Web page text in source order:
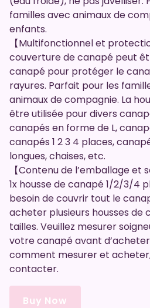
familles avec animaux de
enfants.
【Multifonctionnel et
couverture de canapé peut
canapé pour protéger le
rayures. Parfait pour les
animaux de compagnie. La
être utilisée pour divers
canapés en forme de L,
canapés 1 2 3 4 places,
longues, chaises, etc.
【Contenu de l’emballage et
1x housse de canapé 1/2/3/4
besoin de couvrir tout le
acheter plusieurs housses de
tailles. Veuillez mesurer
votre canapé avant
comment mesurer et acheter,
contacter.
Buy Now